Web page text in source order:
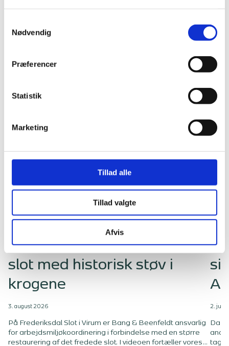
Nødvendig
Præferencer
Statistik
Marketing
Tillad alle
Tillad valgte
Afvis
forekomster af miljøskadelige stoffer, som kalder på en mere
Se mere om miljøscreening og -sanering her
Andre artikler og gode råd
Sikkerhed på Frederiksdal
slot med historisk støv i
krogene
3. august 2026
På Frederiksdal Slot i Virum er Bang & Beenfeldt ansvarlig
for arbejdsmiljøkoordinering i forbindelse med en større
restaurering af det fredede slot. I videoen fortæller vores
A/
2. juli
Da